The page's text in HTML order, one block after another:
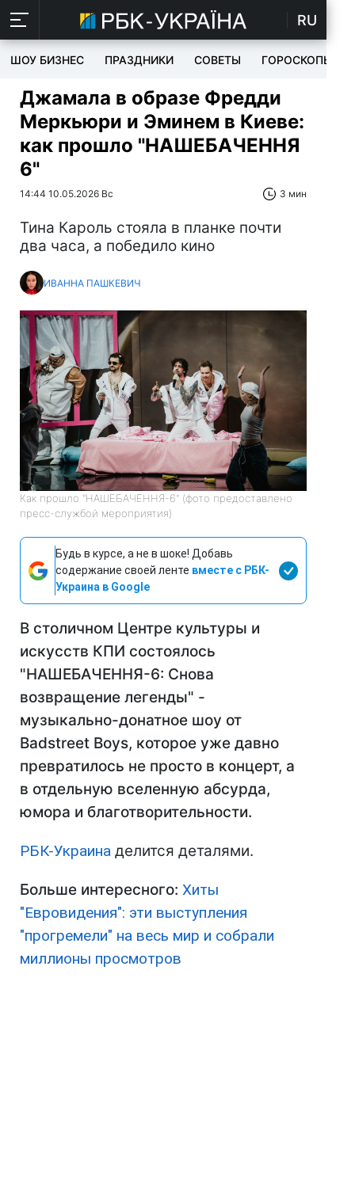
RU
ШОУ БИЗНЕС ПРАЗДНИКИ СОВЕТЫ ГОРОСКОПЫ
Джамала в образе Фредди
Меркьюри и Эминем в Киеве:
как прошло "НАШЕБАЧЕННЯ
6"
14:44 10.05.2026 Вс 3 мин
Тина Кароль стояла в планке почти
два часа, а победило кино
ИВАННА ПАШКЕВИЧ
Как прошло "НАШЕБАЧЕННЯ-6" (фото предоставлено
пресс-службой мероприятия)
Будь в курсе, а не в шоке! Добавь
содержание своей ленте вместе с РБК-
Украина в Google
В столичном Центре культуры и
искусств КПИ состоялось
"НАШЕБАЧЕННЯ-6: Снова
возвращение легенды" -
музыкально-донатное шоу от
Badstreet Boys, которое уже давно
превратилось не просто в концерт, а
в отдельную вселенную абсурда,
юмора и благотворительности.
РБК-Украина делится деталями.
Больше интересного: Хиты
"Евровидения": эти выступления
"прогремели" на весь мир и собрали
миллионы просмотров